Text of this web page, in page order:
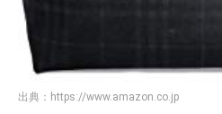
出典： https://www.amazon.co.jp